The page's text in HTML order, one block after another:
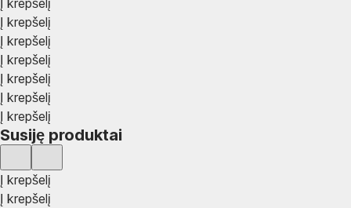
Į krepšelį
Į krepšelį
Į krepšelį
Į krepšelį
Į krepšelį
Į krepšelį
Susiję produktai
Į krepšelį
Į krepšelį